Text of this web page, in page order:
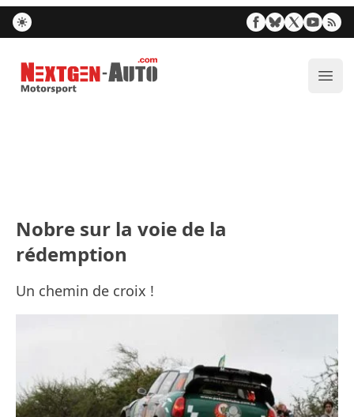
Nextgen-Auto.com
Nobre sur la voie de la
rédemption
Un chemin de croix !